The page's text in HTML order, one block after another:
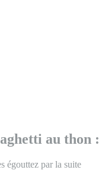
au thon :
égouttez par la suite